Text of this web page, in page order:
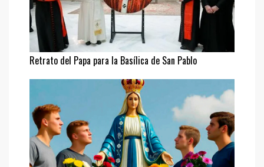
Retrato del Papa para la Basílica de San Pablo